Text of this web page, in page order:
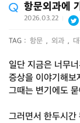
항문외과에
2026.03.22
TAG : 항문 , 외과 ,
일단 지금은 너무
증상을 이야기해보
그때는 변기에도
그러면서 한두시간